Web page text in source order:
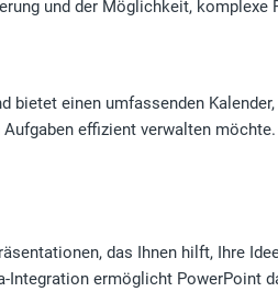
und der Möglichkeit, komplexe
bietet einen umfassenden
effizient verwalten
das Ihnen hilft, Ihre
ermöglicht PowerPoint